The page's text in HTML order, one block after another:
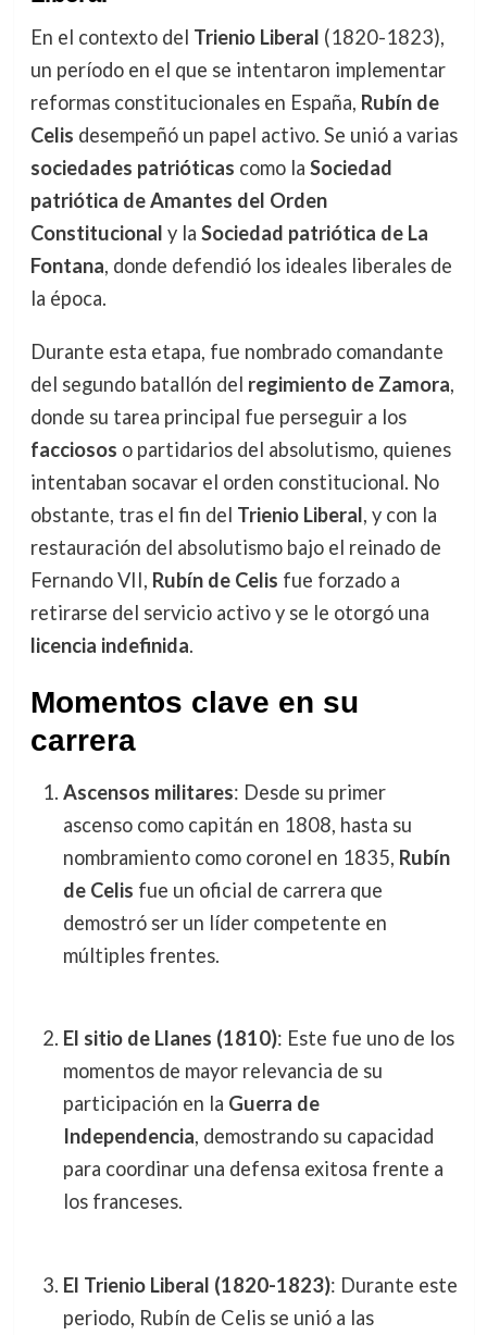
En el contexto del Trienio Liberal (1820-1823),
un período en el que se intentaron implementar
reformas constitucionales en España, Rubín de
Celis desempeñó un papel activo. Se unió a varias
sociedades patrióticas como la Sociedad
patriótica de Amantes del Orden
Constitucional y la Sociedad patriótica de La
Fontana, donde defendió los ideales liberales de
la época.
Durante esta etapa, fue nombrado comandante
del segundo batallón del regimiento de Zamora,
donde su tarea principal fue perseguir a los
facciosos o partidarios del absolutismo, quienes
intentaban socavar el orden constitucional. No
obstante, tras el fin del Trienio Liberal, y con la
restauración del absolutismo bajo el reinado de
Fernando VII, Rubín de Celis fue forzado a
retirarse del servicio activo y se le otorgó una
licencia indefinida.
Momentos clave en su
carrera
Ascensos militares: Desde su primer
ascenso como capitán en 1808, hasta su
nombramiento como coronel en 1835, Rubín
de Celis fue un oficial de carrera que
demostró ser un líder competente en
múltiples frentes.
El sitio de Llanes (1810): Este fue uno de los
momentos de mayor relevancia de su
participación en la Guerra de
Independencia, demostrando su capacidad
para coordinar una defensa exitosa frente a
los franceses.
El Trienio Liberal (1820-1823): Durante este
periodo, Rubín de Celis se unió a las